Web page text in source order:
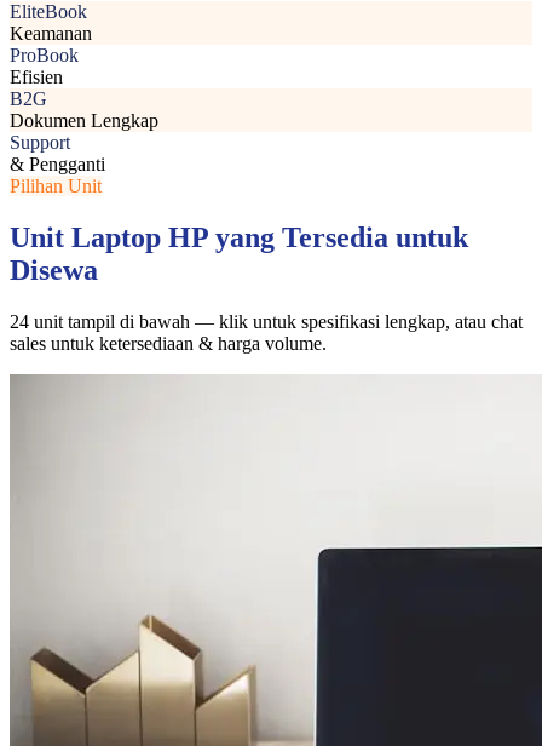
EliteBook
Keamanan
ProBook
Efisien
B2G
Dokumen Lengkap
Support
& Pengganti
Pilihan Unit
Unit Laptop HP yang Tersedia untuk
Disewa
24 unit tampil di bawah — klik untuk spesifikasi lengkap, atau chat
sales untuk ketersediaan & harga volume.